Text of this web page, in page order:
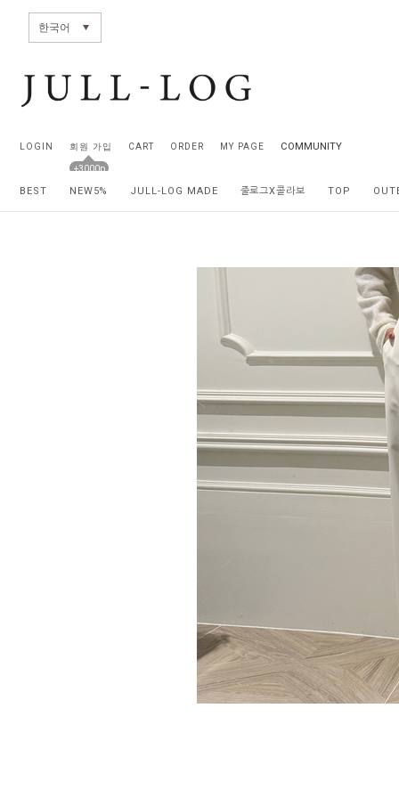
한국어
LOGIN 회원 가입
+3000p
CART ORDER MY PAGE COMMUNITY
BEST NEW5% JULL-LOG MADE 줄로그X콜라보 TOP